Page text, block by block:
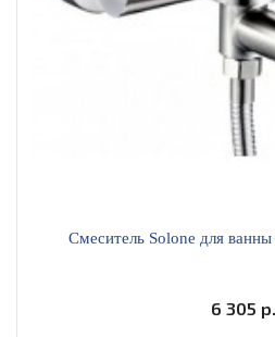
Смеситель Solone для
6 305 р.